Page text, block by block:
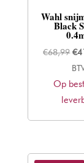
Wahl
Black
€68,99 €
Op